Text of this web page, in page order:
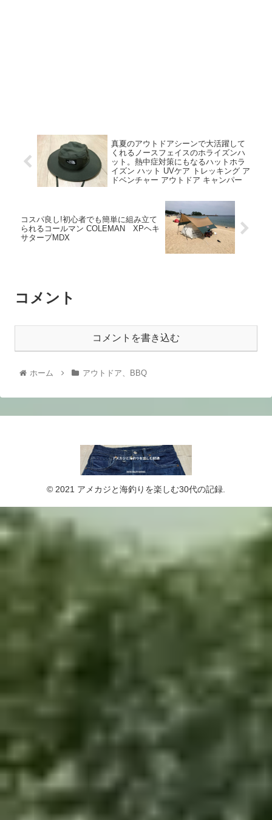
真夏のアウトドアシーンで大活躍して
くれるノースフェイスのホライズンハ
ット。熱中症対策にもなるハットホラ
イズン ハット UVケア トレッキング ア
ドベンチャー アウトドア キャンパー
コスパ良し!初心者でも簡単に組み立て
られるコールマン COLEMAN XPヘキ
サタープMDX
コメント
コメントを書き込む
ホーム アウトドア、BBQ
© 2021 アメカジと海釣りを楽しむ30代の記録.